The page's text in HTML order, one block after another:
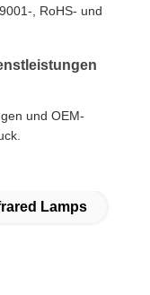
, RoHS- und
und OEM-
Lamps